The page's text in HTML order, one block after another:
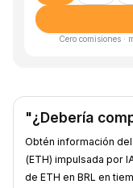
Cero comisiones ·
"¿Debería
Obtén información
(ETH) impulsada por
de ETH en BRL en